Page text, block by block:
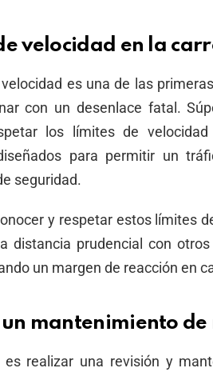
velocidad en la
es una de las
con un desenlace fatal.
los límites de
para permitir un
seguridad.
y respetar estos límites
distancia prudencial con
un margen de reacción en
mantenimiento
es realizar una revisión y